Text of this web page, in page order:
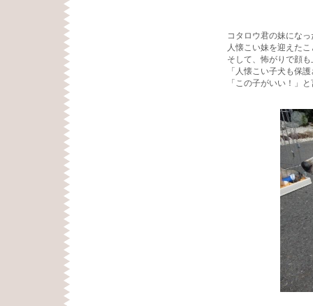
コタロウ君の妹にな
人懐こい妹を迎えた
そして、怖がりで顔
「人懐こい子犬も保
「この子がいい！」